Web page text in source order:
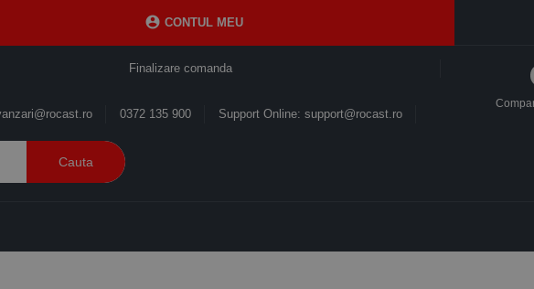
 CONTUL MEU
Finalizare comanda
Support Online: support@rocast.ro
0372 135 900
Cauta